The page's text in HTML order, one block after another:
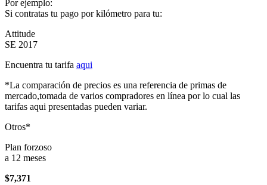
Por ejemplo:
Si contratas tu pago por kilómetro para tu:
Attitude
SE 2017
Encuentra tu tarifa aqui
*La comparación de precios es una referencia de primas de
mercado,tomada de varios compradores en línea por lo cual las
tarifas aqui presentadas pueden variar.
Otros*
Plan forzoso
a 12 meses
$7,371